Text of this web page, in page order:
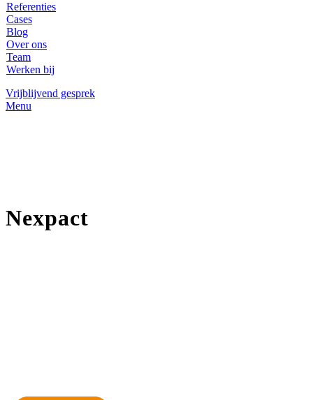
Referenties
Cases
Blog
Over ons
Team
Werken bij
Vrijblijvend gesprek
Menu
Nexpact